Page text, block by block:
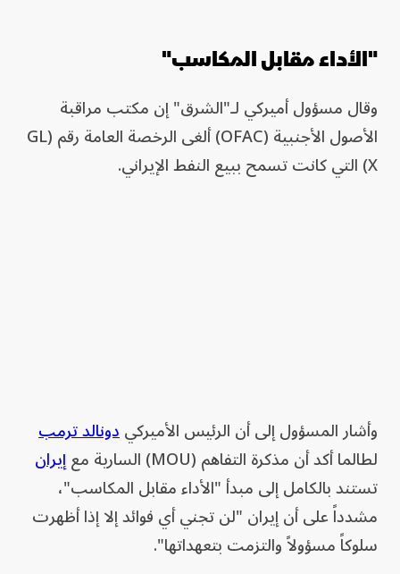
"الأداء مقابل المكاسب"
وقال مسؤول أميركي لـ"الشرق" إن مكتب مراقبة
الأصول الأجنبية (OFAC) ألغى الرخصة العامة رقم (GL
X) التي كانت تسمح ببيع النفط الإيراني.
وأشار المسؤول إلى أن الرئيس الأميركيدونالد ترمب
لطالما أكد أن مذكرة التفاهم (MOU) السارية مع
إيران
تستند بالكامل إلى مبدأ "الأداء مقابل المكاسب"،
مشدداً على أن إيران "لن تجني أي فوائد إلا إذا أظهرت
سلوكاً مسؤولاً والتزمت بتعهداتها".